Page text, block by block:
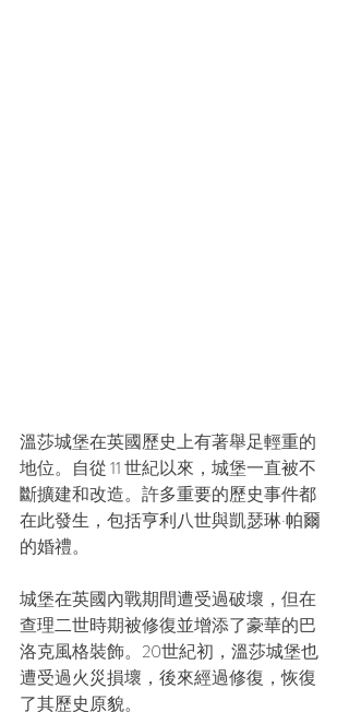
溫莎城堡在英國歷史上有著舉足輕重的
地位。自從 11 世紀以來，城堡一直被不
斷擴建和改造。許多重要的歷史事件都
在此發生，包括亨利八世與凱瑟琳·帕爾
的婚禮。
城堡在英國內戰期間遭受過破壞，但在
查理二世時期被修復並增添了豪華的巴
洛克風格裝飾。20世紀初，溫莎城堡也
遭受過火災損壞，後來經過修復，恢復
了其歷史原貌。